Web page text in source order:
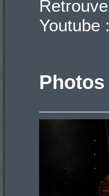
Youtube :